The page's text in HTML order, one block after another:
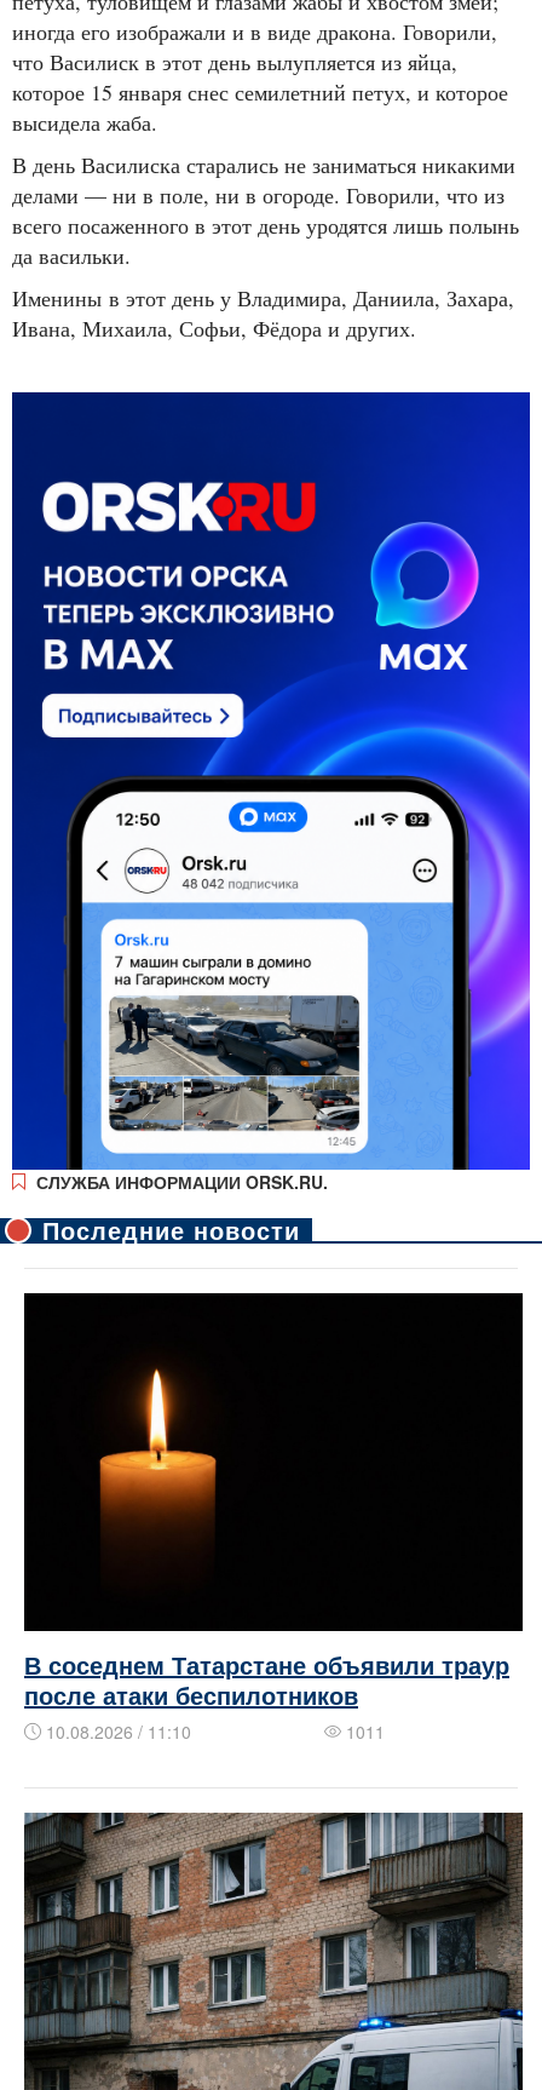
иногда его изображали и в виде дракона. Говорили,
что Василиск в этот день вылупляется из яйца,
которое 15 января снес семилетний петух, и которое
высидела жаба.
В день Василиска старались не заниматься никакими
делами — ни в поле, ни в огороде. Говорили, что из
всего посаженного в этот день уродятся лишь полынь
да васильки.
Именины в этот день у Владимира, Даниила, Захара,
Ивана, Михаила, Софьи, Фёдора и других.
СЛУЖБА ИНФОРМАЦИИ ORSK.RU.
Последние новости
В соседнем Татарстане объявили траур
после атаки беспилотников
10.08.2026 / 11:10 1011